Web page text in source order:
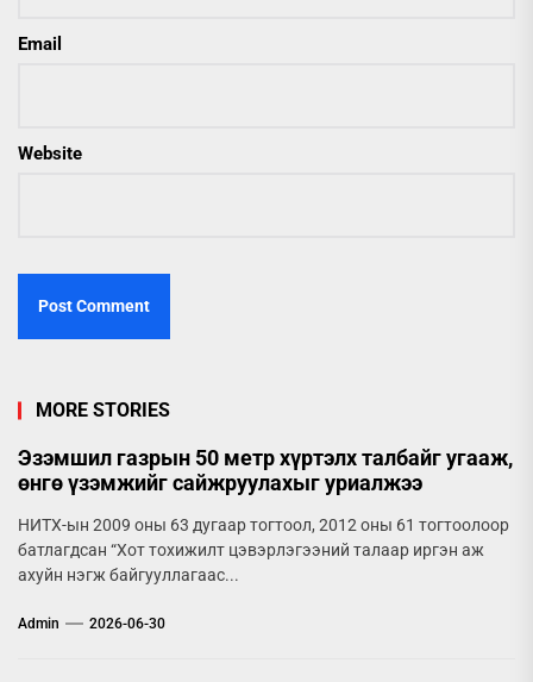
Email
Website
MORE STORIES
Эзэмшил газрын 50 метр хүртэлх талбайг угааж,
өнгө үзэмжийг сайжруулахыг уриалжээ
НИТХ-ын 2009 оны 63 дугаар тогтоол, 2012 оны 61 тогтоолоор
батлагдсан “Хот тохижилт цэвэрлэгээний талаар иргэн аж
ахуйн нэгж байгууллагаас...
Admin 2026-06-30